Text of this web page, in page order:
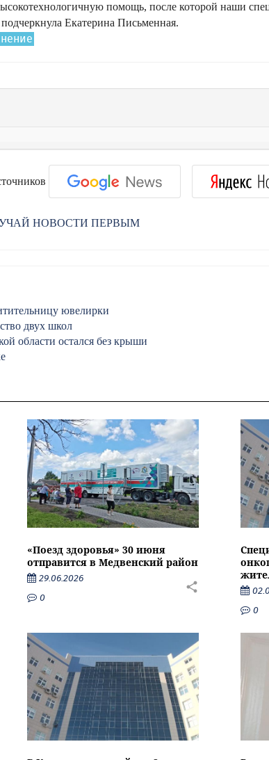
помощь, после которой наши
Екатерина Письменная.
НОВОСТИ ПЕРВЫМ
ювелирки
двух школ
области остался без крыши
«Поезд здоровья» 30 июня
отправится в Медвенский район
29.06.2026
0
0